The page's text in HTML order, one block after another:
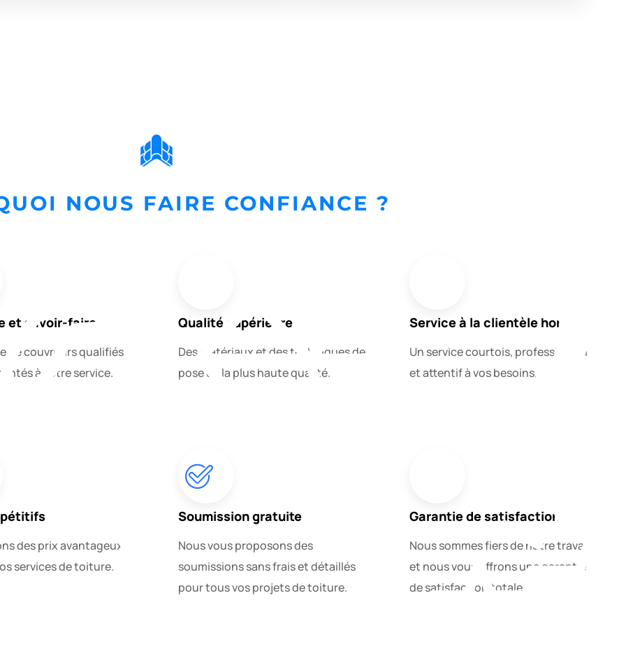
NOUS FAIRE CONFIANCE ?
et savoir-faire
de couvreurs qualifiés
à votre service.
Qualité supérieure
Des matériaux et des techniques de
pose de la plus haute qualité.
Service à la clientèle hors pair
Un service courtois, professionnel
et attentif à vos besoins.
des prix avantageux
services de toiture.
Soumission gratuite
Nous vous proposons des
soumissions sans frais et détaillés
pour tous vos projets de toiture.
Garantie de satisfaction
Nous sommes fiers de notre travail
et nous vous offrons une garantie
de satisfaction totale.